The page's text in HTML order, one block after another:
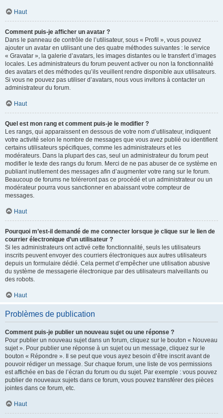
Haut
Comment puis-je afficher un avatar ?
Dans le panneau de contrôle de l’utilisateur, sous « Profil », vous pouvez
ajouter un avatar en utilisant une des quatre méthodes suivantes : le service
« Gravatar », la galerie d’avatars, les images distantes ou le transfert d’images
locales. Les administrateurs du forum peuvent activer ou non la fonctionnalité
des avatars et des méthodes qu’ils veuillent rendre disponible aux utilisateurs.
Si vous ne pouvez pas utiliser d’avatars, nous vous invitons à contacter un
administrateur du forum.
Haut
Quel est mon rang et comment puis-je le modifier ?
Les rangs, qui apparaissent en dessous de votre nom d’utilisateur, indiquent
votre activité selon le nombre de messages que vous avez publié ou identifient
certains utilisateurs spécifiques, comme les administrateurs et les
modérateurs. Dans la plupart des cas, seul un administrateur du forum peut
modifier le texte des rangs du forum. Merci de ne pas abuser de ce système en
publiant inutilement des messages afin d’augmenter votre rang sur le forum.
Beaucoup de forums ne toléreront pas ce procédé et un administrateur ou un
modérateur pourra vous sanctionner en abaissant votre compteur de
messages.
Haut
Pourquoi m’est-il demandé de me connecter lorsque je clique sur le lien de
courrier électronique d’un utilisateur ?
Si les administrateurs ont activé cette fonctionnalité, seuls les utilisateurs
inscrits peuvent envoyer des courriers électroniques aux autres utilisateurs
depuis un formulaire dédié. Cela permet d’empêcher une utilisation abusive
du système de messagerie électronique par des utilisateurs malveillants ou
des robots.
Haut
Problèmes de publication
Comment puis-je publier un nouveau sujet ou une réponse ?
Pour publier un nouveau sujet dans un forum, cliquez sur le bouton « Nouveau
sujet ». Pour publier une réponse à un sujet ou un message, cliquez sur le
bouton « Répondre ». Il se peut que vous ayez besoin d’être inscrit avant de
pouvoir rédiger un message. Sur chaque forum, une liste de vos permissions
est affichée en bas de l’écran du forum ou du sujet. Par exemple : vous pouvez
publier de nouveaux sujets dans ce forum, vous pouvez transférer des pièces
jointes dans ce forum, etc.
Haut